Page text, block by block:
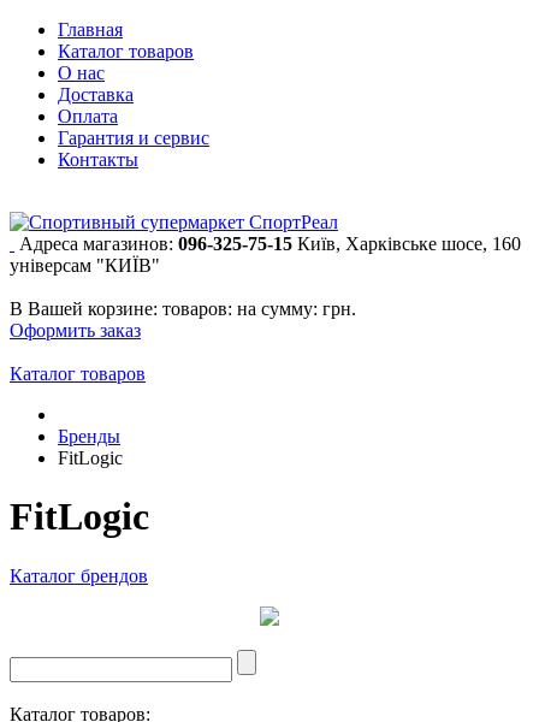
Главная
Каталог товаров
О нас
Доставка
Оплата
Гарантия и сервис
Контакты
Адреса магазинов: 096-325-75-15 Київ, Харківське шосе, 160
універсам "КИЇВ"
В Вашей корзине: товаров: на сумму: грн.
Оформить заказ
Каталог товаров
Бренды
FitLogic
FitLogic
Каталог брендов
Каталог товаров: